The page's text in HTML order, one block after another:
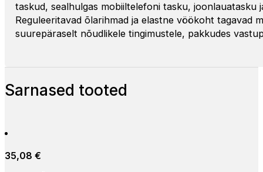
taskud, sealhulgas mobiiltelefoni tasku, joonlauatasku
Reguleeritavad õlarihmad ja elastne vöökoht tagavad
suurepäraselt nõudlikele tingimustele, pakkudes
Sarnased tooted
35,08 €